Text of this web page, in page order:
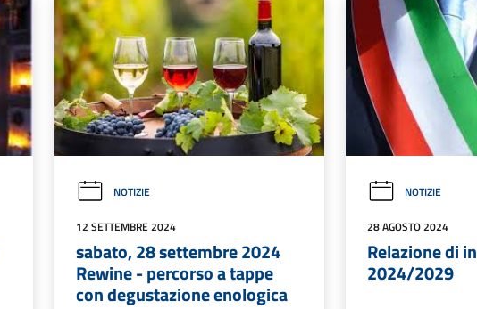
NOTIZIE
12 SETTEMBRE 2024
sabato, 28 settembre 2024
Rewine - percorso a tappe
con degustazione enologica
NOTIZIE
28 AGOSTO 2024
Relazione di
2024/2029